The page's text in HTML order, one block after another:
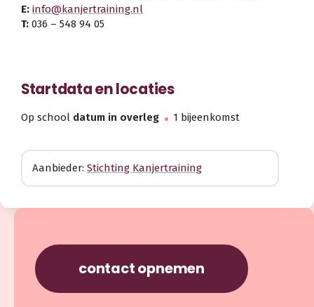
E: info@kanjertraining.nl
T: 036 – 548 94 05
Startdata en locaties
Op school datum in overleg 1 bijeenkomst
Aanbieder: Stichting Kanjertraining
contact opnemen